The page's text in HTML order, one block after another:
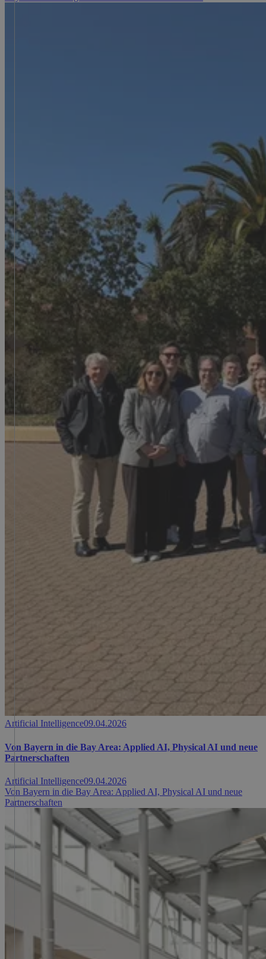
Artificial Intelligence09.04.2026
Von Bayern in die Bay Area: Applied AI, Physical AI und neue
Partnerschaften
Artificial Intelligence09.04.2026
Von Bayern in die Bay Area: Applied AI, Physical AI und neue
Partnerschaften